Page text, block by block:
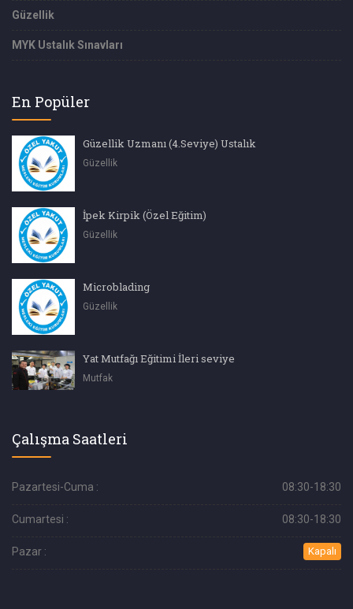
Güzellik
MYK Ustalık Sınavları
En Popüler
Güzellik Uzmanı (4.Seviye) Ustalık
Güzellik
İpek Kirpik (Özel Eğitim)
Güzellik
Microblading
Güzellik
Yat Mutfağı Eğitimi İleri seviye
Mutfak
Çalışma Saatleri
Pazartesi-Cuma : 08:30-18:30
Cumartesi : 08:30-18:30
Pazar : Kapalı